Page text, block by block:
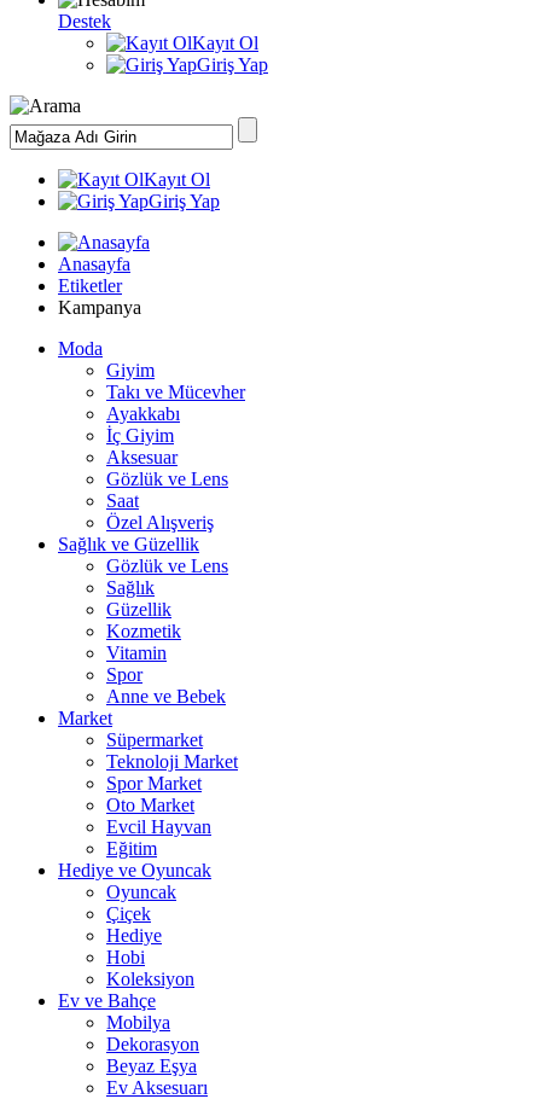
Destek
Kayıt Ol
Giriş Yap
Kayıt Ol
Giriş Yap
Anasayfa
Etiketler
Kampanya
Moda
Giyim
Takı ve Mücevher
Ayakkabı
İç Giyim
Aksesuar
Gözlük ve Lens
Saat
Özel Alışveriş
Sağlık ve Güzellik
Gözlük ve Lens
Sağlık
Güzellik
Kozmetik
Vitamin
Spor
Anne ve Bebek
Market
Süpermarket
Teknoloji Market
Spor Market
Oto Market
Evcil Hayvan
Eğitim
Hediye ve Oyuncak
Oyuncak
Çiçek
Hediye
Hobi
Koleksiyon
Ev ve Bahçe
Mobilya
Dekorasyon
Beyaz Eşya
Ev Aksesuarı